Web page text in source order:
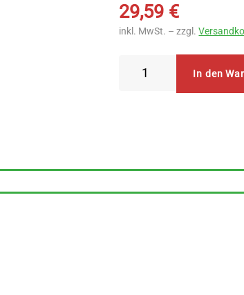
29,59 €
inkl. MwSt. – zzgl.
In den